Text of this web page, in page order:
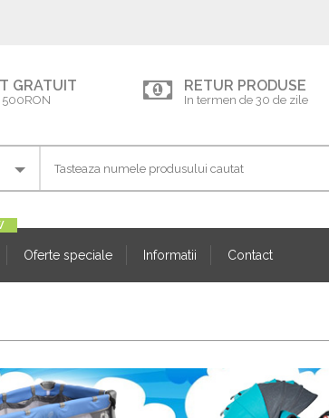
GRATUIT
500RON
RETUR PRODUSE
In termen de 30 de zile
Oferte speciale Informatii Contact